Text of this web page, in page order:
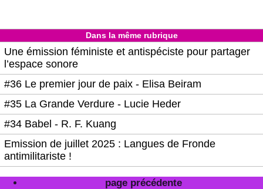
Dans la même rubrique
Une émission féministe et antispéciste pour partager
l’espace sonore
#36 Le premier jour de paix - Elisa Beiram
#35 La Grande Verdure - Lucie Heder
#34 Babel - R. F. Kuang
Emission de juillet 2025 : Langues de Fronde
antimilitariste !
page précédente